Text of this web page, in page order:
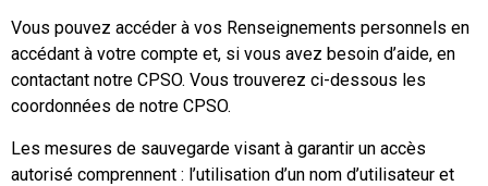
Vous pouvez accéder à vos Renseignements personnels en
accédant à votre compte et, si vous avez besoin d’aide, en
contactant notre CPSO. Vous trouverez ci-dessous les
coordonnées de notre CPSO.
Les mesures de sauvegarde visant à garantir un accès
autorisé comprennent : l’utilisation d’un nom d’utilisateur et